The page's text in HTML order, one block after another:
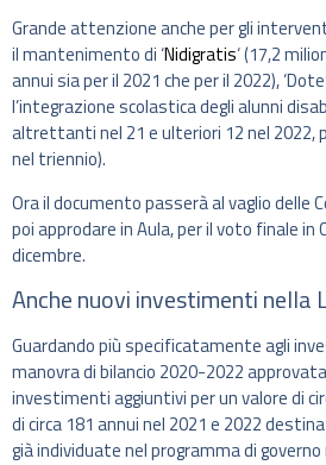
Grande attenzione anche per gli
il mantenimento di ‘Nidigratis‘ (17,2
annui sia per il 2021 che per il 2022),
l’integrazione scolastica degli alunni
altrettanti nel 21 e ulteriori 12 nel 2022,
nel triennio).
Ora il documento passerà al vaglio delle
poi approdare in Aula, per il voto finale in
dicembre.
Anche nuovi investimenti nella
Guardando più specificatamente agli
manovra di bilancio 2020-2022
investimenti aggiuntivi per un valore di
di circa 181 annui nel 2021 e 2022
già individuate nel programma di governo